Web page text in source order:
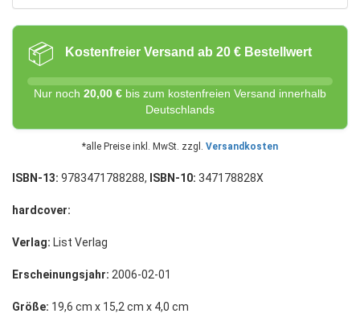
📦 Kostenfreier Versand ab 20 € Bestellwert
Nur noch 20,00 € bis zum kostenfreien Versand innerhalb
Deutschlands
*alle Preise inkl. MwSt. zzgl. Versandkosten
ISBN-13: 9783471788288, ISBN-10: 347178828X
hardcover:
Verlag: List Verlag
Erscheinungsjahr: 2006-02-01
Größe: 19,6 cm x 15,2 cm x 4,0 cm